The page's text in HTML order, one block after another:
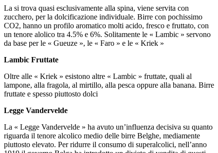
La si trova quasi esclusivamente alla spina, viene servita con
zucchero, per la dolcificazione individuale. Birre con pochissimo
CO2, hanno un profilo aromatico molti acido, fresco e fruttato, con
un tenore alolico tra 4.5% e 6%. Solitamente le « Lambic » servono
da base per le « Gueuze », le « Faro » e le « Kriek »
Lambic Fruttate
Oltre alle « Kriek » esistono altre « Lambic » fruttate, quali al
lampone, alla fragola, al mirtillo, alla pesca oppure alla banana. Birre
fruttate e spesso piuttosto dolci
Legge Vandervelde
La « Legge Vandervelde » ha avuto un’influenza decisiva su quanto
riguarda il tenore alcolico medio delle birre Belghe, mediamente
piuttosto elevato. Per ridurre il consumo di superalcolici, nell’anno